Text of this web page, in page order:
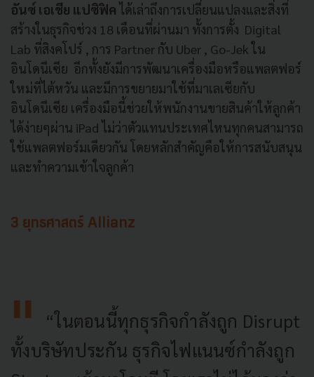
อันซ์ เอเชีย แปซิฟิค ได้เล่าถึงการเปลี่ยนแปลงและสิ่งที่
สร้างในธุรกิจช่วง 18 เดือนที่ผ่านมา ทั้งการตั้ง Digital
Lab ที่สิงคโปร์ , การ Partner กับ Uber , Go-Jek ใน
อินโดนีเซีย อีกทั้งยังมีการพัฒนาเครื่องมือหรือแพลตฟอร์
ใหม่ที่ไต้หวัน และมีการขยายมาใช้ที่มาเลเซียกับ
อินโดนีเซีย เครื่องมือนี้ช่วยให้พนักงานขายสินค้าให้ลูกค้า
ได้ง่ายๆผ่าน iPad ไม่ว่าตัวแทนประเทศไหนทุกคนสามารถ
ใช้แพลตฟอร์มเดียวกัน โดยหลักสำคัญคือให้การสนับสนุน
และทำความเข้าใจลูกค้า
3 ยุทธศาสตร์ Allianz
“ในตอนนี้ทุกธุรกิจกำลังถูก Disrupt
ทั้งบริษัทประกัน ธุรกิจไฟแนนซ์กำลังถูก